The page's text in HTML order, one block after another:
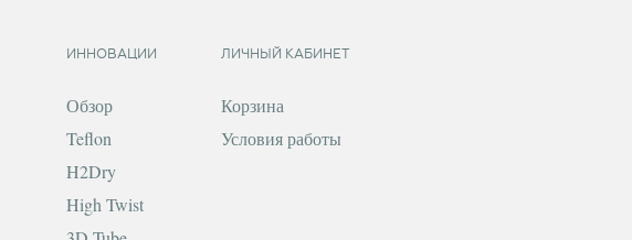
ИННОВАЦИИ
Обзор
Teflon
H2Dry
High Twist
ЛИЧНЫЙ КАБИНЕТ
Корзина
Условия работы